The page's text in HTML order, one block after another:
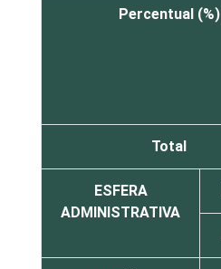
Percentual (%)
Total
ESFERA
ADMINISTRATIVA